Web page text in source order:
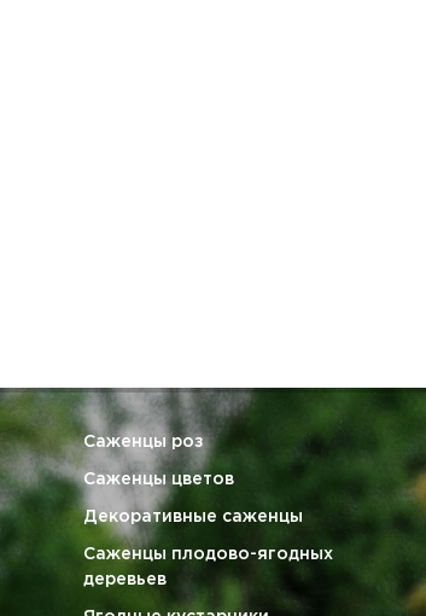
Саженцы роз
Саженцы цветов
Декоративные саженцы
Саженцы плодово-ягодных
деревьев